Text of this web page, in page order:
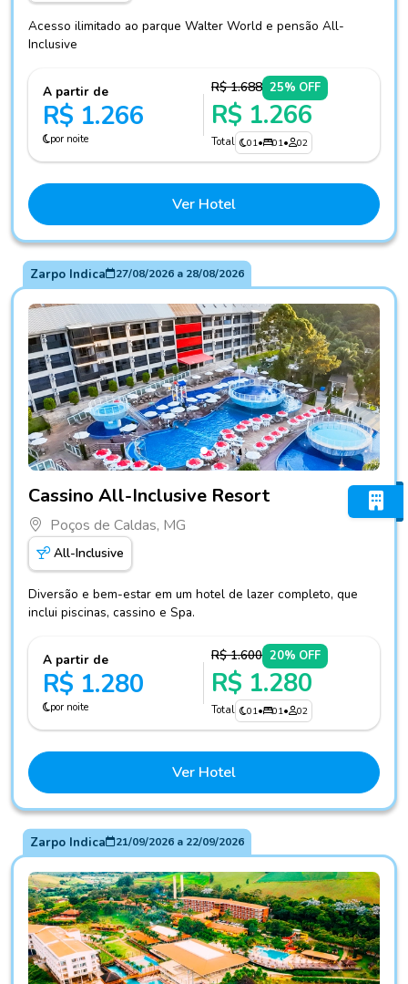
Acesso ilimitado ao parque Walter World e pensão All-
Inclusive
A partir de
R$ 1.266
por noite
R$ 1.688 25% OFF
R$ 1.266
Total 01• 01• 02
Ver Hotel
Zarpo Indica 27/08/2026a 28/08/2026
Cassino All-Inclusive Resort
Poços de Caldas, MG
All-Inclusive
Diversão e bem-estar em um hotel de lazer completo, que
inclui piscinas, cassino e Spa.
A partir de
R$ 1.280
por noite
R$ 1.600 20% OFF
R$ 1.280
Total 01• 01• 02
Ver Hotel
Zarpo Indica 21/09/2026a 22/09/2026